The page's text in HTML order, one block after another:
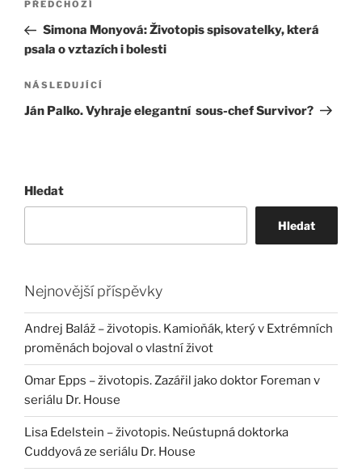
příspěvek
Předchozí
příspěvek
PŘEDCHOZÍ
Simona Monyová: Životopis spisovatelky, která
psala o vztazích i bolesti
Následující
příspěvek
NÁSLEDUJÍCÍ
Ján Palko. Vyhraje elegantní sous-chef Survivor?
Hledat
Hledat
Nejnovější příspěvky
Andrej Baláž – životopis. Kamioňák, který v Extrémních
proměnách bojoval o vlastní život
Omar Epps – životopis. Zazářil jako doktor Foreman v
seriálu Dr. House
Lisa Edelstein – životopis. Neústupná doktorka
Cuddyová ze seriálu Dr. House